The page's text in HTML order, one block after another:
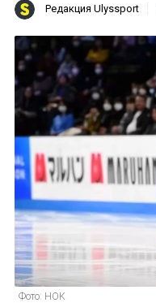
Редакция Ulyssport
Фото: НОК